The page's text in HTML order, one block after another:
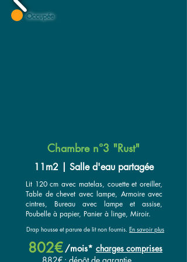
Occupée
Chambre n°3 "Rust"
11m2 | Salle d'eau partagée
Lit 120 cm avec matelas, couette et oreiller,
Table de chevet avec lampe, Armoire avec
cintres, Bureau avec lampe et assise,
Poubelle à papier, Panier à linge, Miroir.
Drap housse et parure de lit non fournis. En savoir plus
802€ /mois* charges comprises